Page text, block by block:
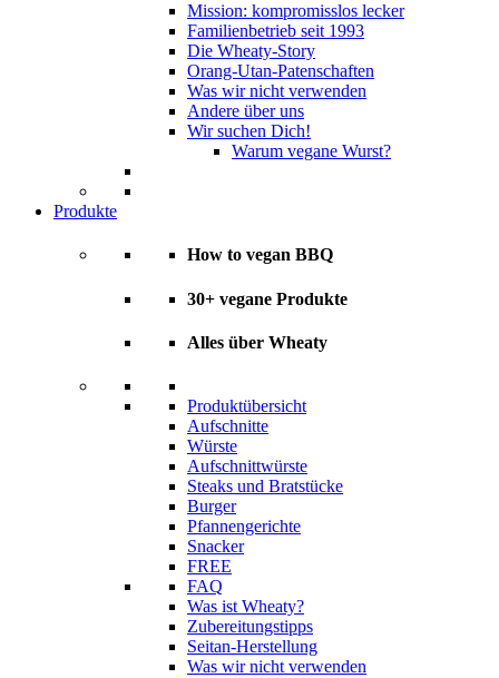
Mission: kompromisslos lecker
Familienbetrieb seit 1993
Die Wheaty-Story
Orang-Utan-Patenschaften
Was wir nicht verwenden
Andere über uns
Wir suchen Dich!
Warum vegane Wurst?
Produkte
How to vegan BBQ
30+ vegane Produkte
Alles über Wheaty
Produktübersicht
Aufschnitte
Würste
Aufschnittwürste
Steaks und Bratstücke
Burger
Pfannengerichte
Snacker
FREE
FAQ
Was ist Wheaty?
Zubereitungstipps
Seitan-Herstellung
Was wir nicht verwenden